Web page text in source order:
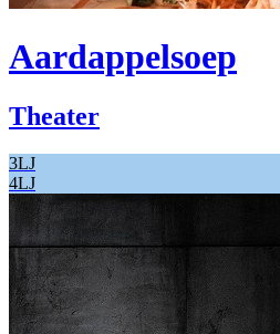
Aardappelsoep
Theater
3LJ
4LJ